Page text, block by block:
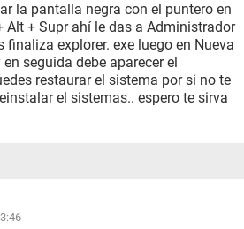
la pantalla negra con el puntero en
Alt + Supr ahí le das a Administrador
finaliza explorer. exe luego en Nueva
seguida debe aparecer el
restaurar el sistema por si no te
el sistemas.. espero te sirva